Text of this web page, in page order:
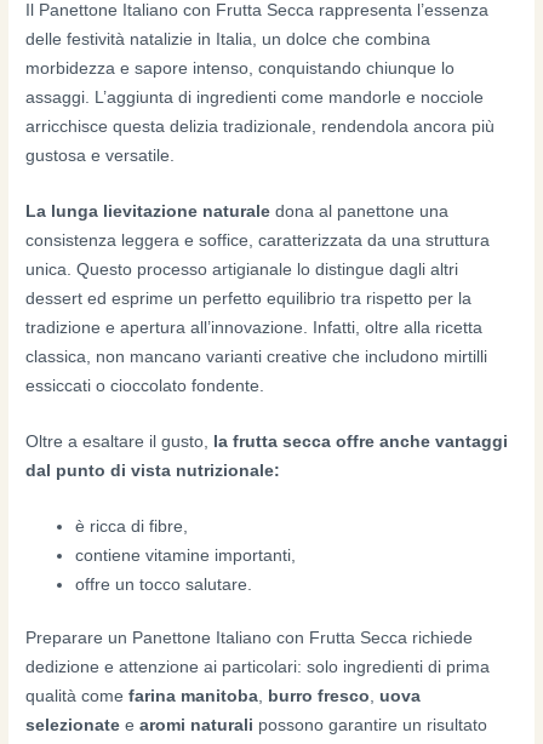
Il Panettone Italiano con Frutta Secca rappresenta l’essenza
delle festività natalizie in Italia, un dolce che combina
morbidezza e sapore intenso, conquistando chiunque lo
assaggi. L’aggiunta di ingredienti come mandorle e nocciole
arricchisce questa delizia tradizionale, rendendola ancora più
gustosa e versatile.
La lunga lievitazione naturale dona al panettone una
consistenza leggera e soffice, caratterizzata da una struttura
unica. Questo processo artigianale lo distingue dagli altri
dessert ed esprime un perfetto equilibrio tra rispetto per la
tradizione e apertura all’innovazione. Infatti, oltre alla ricetta
classica, non mancano varianti creative che includono mirtilli
essiccati o cioccolato fondente.
Oltre a esaltare il gusto,
la frutta secca offre anche vantaggi
dal punto di vista nutrizionale:
è ricca di fibre,
contiene vitamine importanti,
offre un tocco salutare.
Preparare un Panettone Italiano con Frutta Secca richiede
dedizione e attenzione ai particolari: solo ingredienti di prima
qualità comefarina manitoba, burro fresco, uova
selezionate earomi naturali possono garantire un risultato